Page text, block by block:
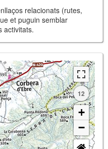
relacionats (rutes,
et puguin semblar
activitats.
12
+
−